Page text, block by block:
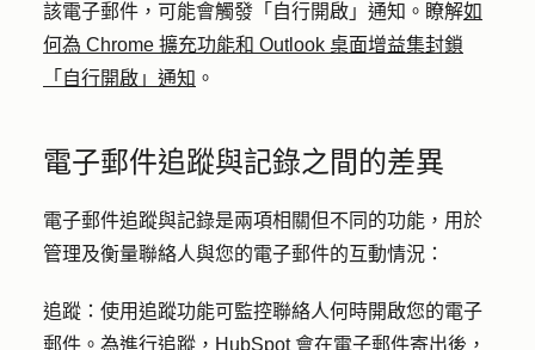
該電子郵件，可能會觸發「自行開啟」通知。瞭解如
何為 Chrome 擴充功能和 Outlook 桌面增益集封鎖
「自行開啟」通知 。
電子郵件追蹤與記錄之間的差異
電子郵件追蹤與記錄是兩項相關但不同的功能，用於
管理及衡量聯絡人與您的電子郵件的互動情況：
追蹤： 使用追蹤功能可監控聯絡人何時開啟您的電子
郵件。為進行追蹤，HubSpot 會在電子郵件寄出後，